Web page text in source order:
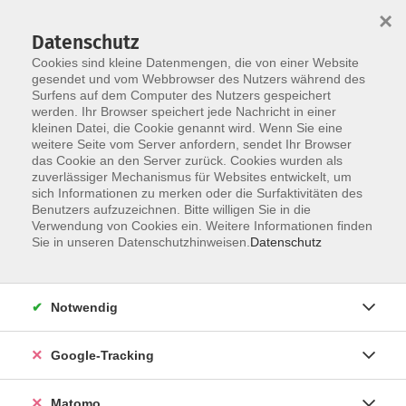
Skip to main content
Der Kurs konnte nicht gefunden werden.
AGB
Datenschutz
Cookies sind kleine Datenmengen, die von einer Website
gesendet und vom Webbrowser des Nutzers während des
Surfens auf dem Computer des Nutzers gespeichert
werden. Ihr Browser speichert jede Nachricht in einer
kleinen Datei, die Cookie genannt wird. Wenn Sie eine
weitere Seite vom Server anfordern, sendet Ihr Browser
das Cookie an den Server zurück. Cookies wurden als
zuverlässiger Mechanismus für Websites entwickelt, um
sich Informationen zu merken oder die Surfaktivitäten des
Benutzers aufzuzeichnen. Bitte willigen Sie in die
Verwendung von Cookies ein. Weitere Informationen finden
Sie in unseren Datenschutzhinweisen. Datenschutz
×
Notwendig
Google-Tracking